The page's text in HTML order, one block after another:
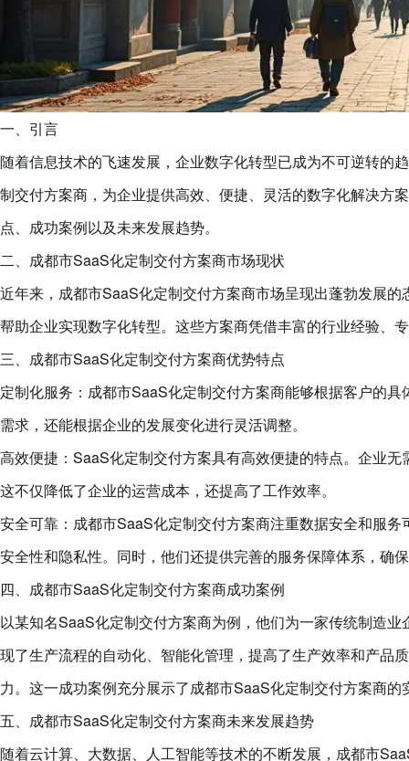
一、引言
随着信息技术的飞速发展，企业数字化转型已成为不可逆转的
制交付方案商，为企业提供高效、便捷、灵活的数字化解决方
点、成功案例以及未来发展趋势。
二、成都市SaaS化定制交付方案商市场现状
近年来，成都市SaaS化定制交付方案商市场呈现出蓬勃发展
帮助企业实现数字化转型。这些方案商凭借丰富的行业经验、
三、成都市SaaS化定制交付方案商优势特点
定制化服务：成都市SaaS化定制交付方案商能够根据客户的
需求，还能根据企业的发展变化进行灵活调整。
高效便捷：SaaS化定制交付方案具有高效便捷的特点。企业
这不仅降低了企业的运营成本，还提高了工作效率。
安全可靠：成都市SaaS化定制交付方案商注重数据安全和服
安全性和隐私性。同时，他们还提供完善的服务保障体系，确
四、成都市SaaS化定制交付方案商成功案例
以某知名SaaS化定制交付方案商为例，他们为一家传统制造
现了生产流程的自动化、智能化管理，提高了生产效率和产品
力。这一成功案例充分展示了成都市SaaS化定制交付方案商的
五、成都市SaaS化定制交付方案商未来发展趋势
随着云计算、大数据、人工智能等技术的不断发展，成都市